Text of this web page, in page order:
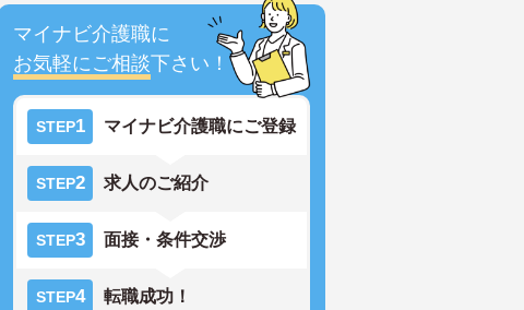
マイナビ介護職に
お気軽にご相談下さい！
STEP1 マイナビ介護職にご登録
STEP2 求人のご紹介
STEP3 面接・条件交渉
STEP4 転職成功！